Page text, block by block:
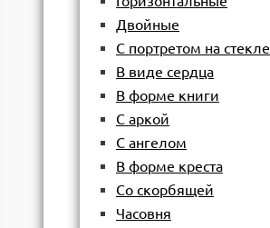
Двойные
С портретом на стекле
В виде сердца
В форме книги
С аркой
С ангелом
В форме креста
Со скорбящей
Часовня